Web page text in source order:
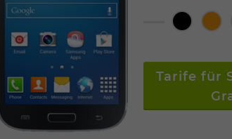
Tarife für